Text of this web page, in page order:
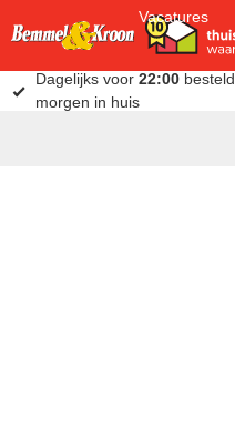
Vacatures
Dagelijks voor22:00 besteld,
morgen in huis